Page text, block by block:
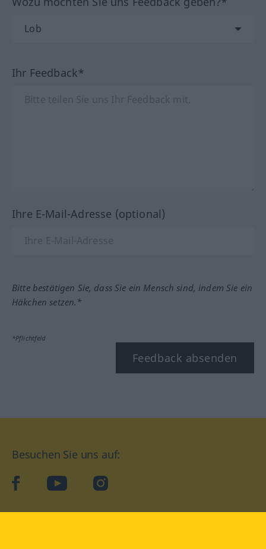
Ihr Feedback*
Ihre E-Mail-Adresse (optional)
Bitte bestätigen Sie, dass Sie ein Mensch sind, indem Sie ein
Häkchen setzen.*
*Pflichtfeld
Feedback absenden
Besuchen Sie uns auf:
facebookYouTube Instagram